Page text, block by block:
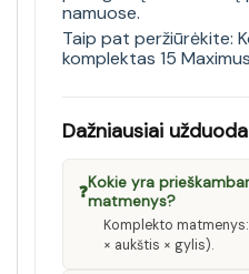
namuose.
Taip pat peržiūrėkite:
komplektas 15 Maximus
Dažniausiai
❓Kokie yra
matmenys?
Komplekto
× aukštis × gylis).